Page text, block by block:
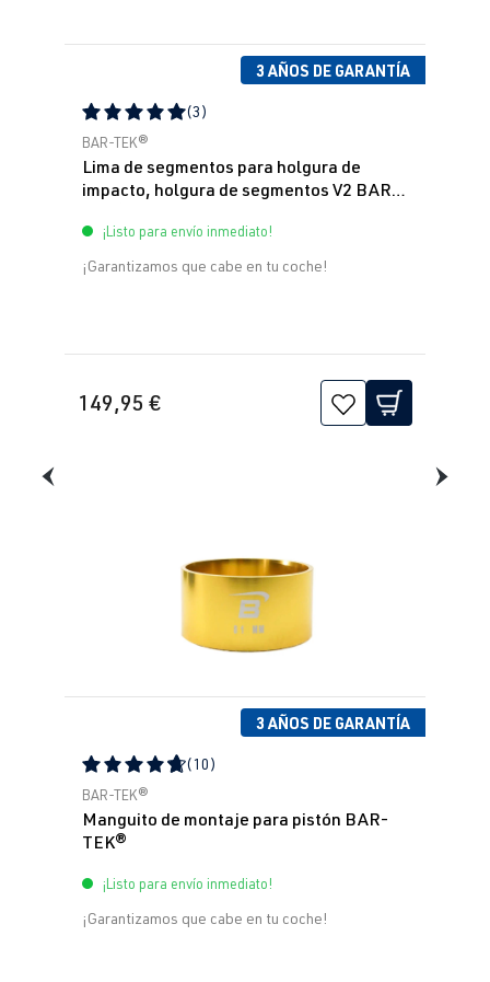
3 AÑOS DE GARANTÍA
Calificación promedio de 5 de 5 estrellas
(3)
BAR-TEK®
Lima de segmentos para holgura de
impacto, holgura de segmentos V2 BAR-
¡Listo para envío inmediato!
¡Garantizamos que cabe en tu coche!
149,95 €
3 AÑOS DE GARANTÍA
Calificación promedio de 4.79 de 5 estrellas
(10)
BAR-TEK®
Manguito de montaje para pistón BAR-
TEK®
¡Listo para envío inmediato!
¡Garantizamos que cabe en tu coche!